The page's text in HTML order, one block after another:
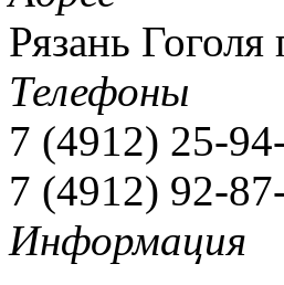
Рязань
Телефоны
7 (4912) 25-
7 (4912) 92-
Информация